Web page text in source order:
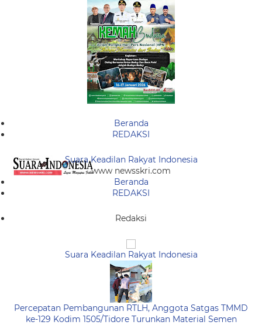
Beranda
REDAKSI
Suara Keadilan Rakyat Indonesia
www newsskri.com
Beranda
REDAKSI
Redaksi
Suara Keadilan Rakyat Indonesia
Percepatan Pembangunan RTLH, Anggota Satgas TMMD
ke-129 Kodim 1505/Tidore Turunkan Material Semen